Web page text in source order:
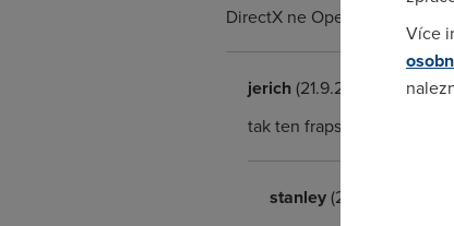
DirectX ne OpenGL. Takze
jerich(21.9.2004 19:50:35)
tak ten fraps beha opravdu
stanley(21.9.2004
Více